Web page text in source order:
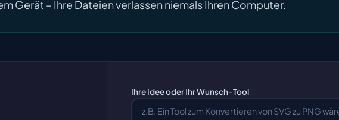
Gerät – Ihre Dateien verlassen niemals Ihren Computer.
Ihre Idee oder Ihr Wunsch-Tool